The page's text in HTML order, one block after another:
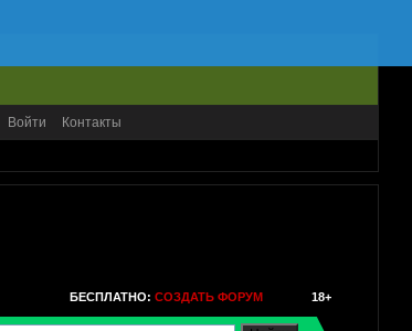
Войти Контакты
БЕСПЛАТНО: СОЗДАТЬ ФОРУМ 18+